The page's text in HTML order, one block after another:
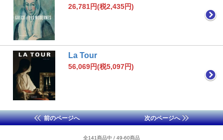
26,781円(税2,435円)
La Tour
56,069円(税5,097円)
前のページへ 次のページへ
全141商品中 / 49-60商品